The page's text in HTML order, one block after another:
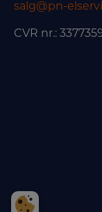
salg@pn-
CVR nr.: